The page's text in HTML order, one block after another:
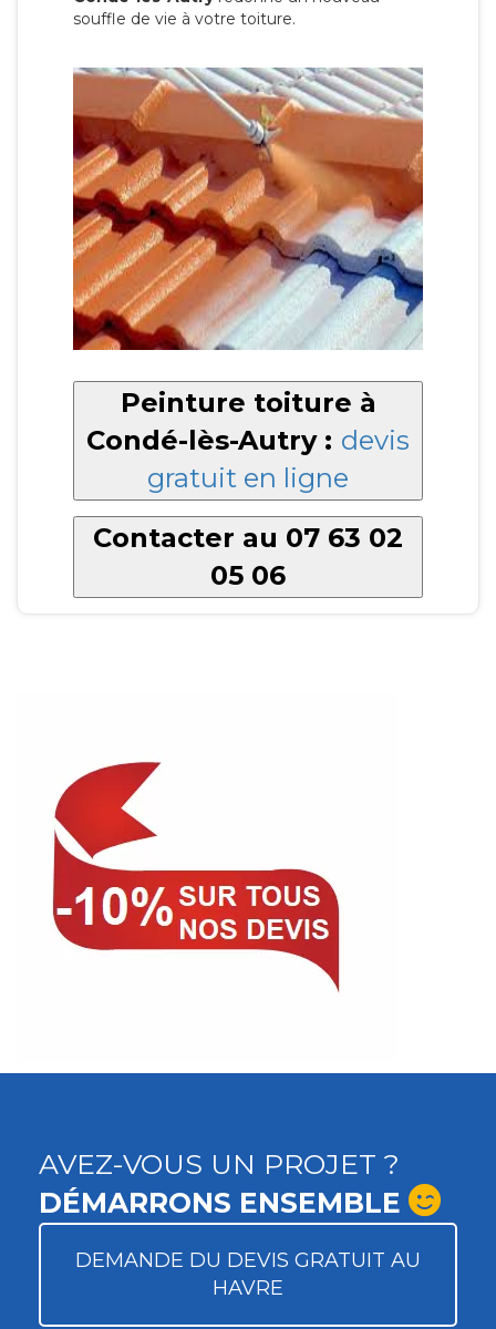
souffle de vie à votre toiture.
Peinture toiture à
Condé-lès-Autry : devis
gratuit en ligne
Contacter au 07 63 02
05 06
AVEZ-VOUS UN PROJET ?
DÉMARRONS ENSEMBLE
DEMANDE DU DEVIS GRATUIT AU
HAVRE